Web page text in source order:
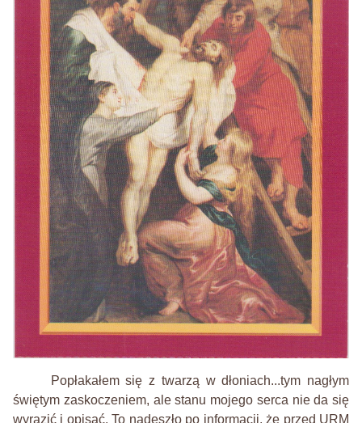
Popłakałem się z twarzą w dłoniach...tym nagłym
świętym zaskoczeniem, ale stanu mojego serca nie da się
wyrazić i opisać. To nadeszło po informacji, że przed URM